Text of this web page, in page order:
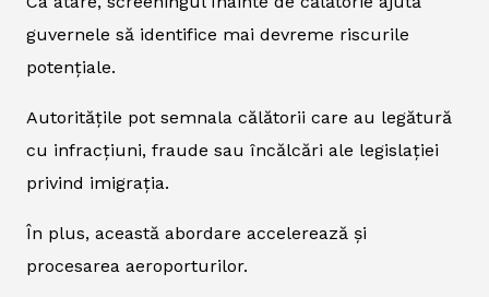
guvernele să identifice mai devreme riscurile
potențiale.
Autoritățile pot semnala călătorii care au legătură
cu infracțiuni, fraude sau încălcări ale legislației
privind imigrația.
În plus, această abordare accelerează și
procesarea aeroporturilor.